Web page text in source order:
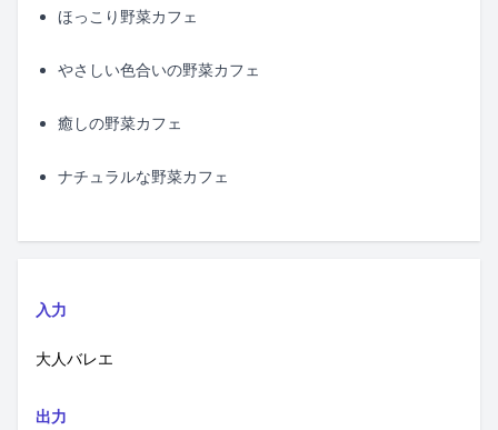
ほっこり野菜カフェ
やさしい色合いの野菜カフェ
癒しの野菜カフェ
ナチュラルな野菜カフェ
入力
大人バレエ
出力